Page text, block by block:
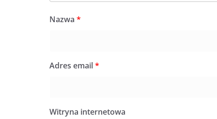
Nazwa *
Adres email*
Witryna internetowa